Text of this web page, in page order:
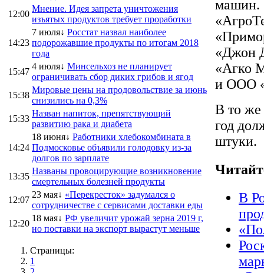
12:00
Мнение. Идея запрета уничтожения
изъятых продуктов требует проработки
14:23
7 июля↓ Росстат назвал наиболее
подорожавшие продукты по итогам 2018
года
15:47
4 июля↓ Минсельхоз не планирует
ограничивать сбор диких грибов и ягод
15:38
Мировые цены на продовольствие за июнь
снизились на 0,3%
15:33
Назван напиток, препятствующий
развитию рака и диабета
14:24
18 июня↓ Работники хлебокомбината в
Подмосковье объявили голодовку из-за
долгов по зарплате
13:35
Названы провоцирующие возникновение
смертельных болезней продукты
12:07
23 мая↓ «Перекресток» задумался о
сотрудничестве с сервисами доставки еды
12:20
18 мая↓ РФ увеличит урожай зерна 2019 г,
но поставки на экспорт вырастут меньше
Страницы:
1
машин.
«Джон
«Агко
и ООО
В то же
год
штуки.
В